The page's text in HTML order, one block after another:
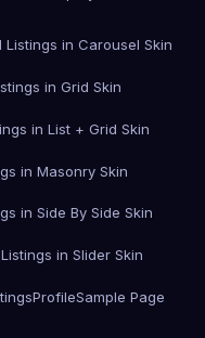
Listings in Carousel Skin
in Grid Skin
in List + Grid Skin
in Masonry Skin
in Side By Side Skin
in Slider Skin
ProfileSample Page